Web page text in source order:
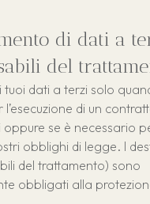
di dati a
del
tuoi dati a terzi solo
di un
se è necessario
obblighi di legge. I
del trattamento) sono
obbligati alla